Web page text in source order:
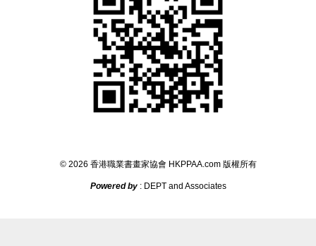
© 2026 香港職業書畫家協會 HKPPAA.com 版權所有
Powered by: DEPT and Associates